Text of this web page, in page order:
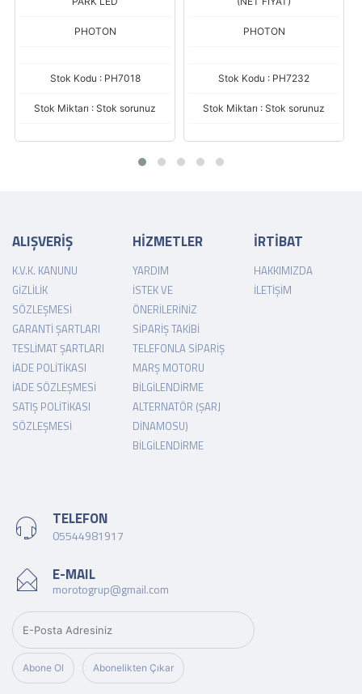
sorunuz
Stok Kodu : PH7232
Stok Miktarı : Stok sorunuz
Stok Kodu : PH7219
Stok Miktarı : Stok
ALIŞVERİŞ
K.V.K. KANUNU
GIZLILIK
SÖZLEŞMESI
GARANTI ŞARTLARI
TESLIMAT ŞARTLARI
İADE POLITIKASI
İADE SÖZLEŞMESI
SATIŞ POLITIKASI
SÖZLEŞMESI
HİZMETLER
YARDIM
İSTEK VE
ÖNERILERINIZ
SIPARIŞ TAKIBI
TELEFONLA SIPARIŞ
MARŞ MOTORU
BILGILENDIRME
ALTERNATÖR (ŞARJ
DINAMOSU)
BILGILENDIRME
İRTİBAT
HAKKIMIZDA
İLETIŞIM
TELEFON
05544981917
E-MAIL
morotogrup@gmail.com
Abone Ol Abonelikten Çıkar